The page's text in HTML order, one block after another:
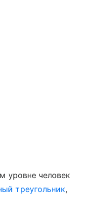
уровне человек
треугольник,